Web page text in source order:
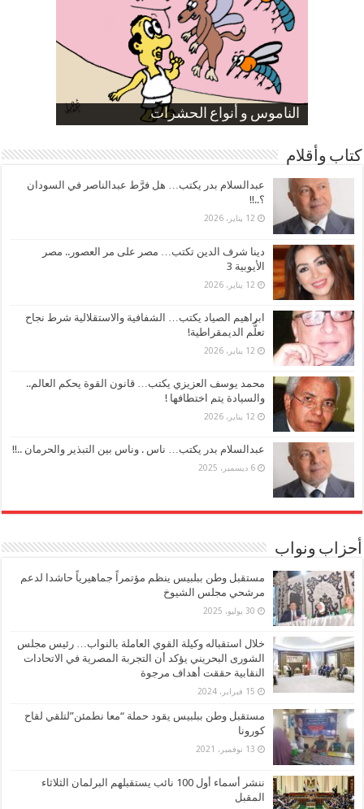
الناموس و أنواع الحشرات
الموظفين بعد ارتفاع الأسعار
ارتفاع نسبة الطلاق في مصر
صورة كاركاتيرية
صورة كاركاتيرية
كتاب وأقلام
عبدالسلام بدر يكتب… هل فرَّط عبدالناصر في السودان
؟..!!
12 يناير، 2026
دينا شرف الدين تكتب… مصر على مر العصور.. مصر
الأيوبية 3
12 يناير، 2026
ابراهيم الصياد يكتب… الشفافية والاستقلالية شرط نجاح
تعلُّم الديمقراطية!
12 يناير، 2026
محمد يوسف العزيزي يكتب… قانون القوة يحكم العالم..
والسيادة يتم اختطافها !
12 يناير، 2026
عبدالسلام بدر يكتب… ناس . وناس بين التبذير والحرمان ..!!
6 ديسمبر، 2025
أحزاب ونواب
مستقبل وطن ببلبيس ينظم مؤتمراً جماهيرياً حاشدا لدعم
مرشحي مجلس الشيوخ
30 يوليو، 2025
خلال استقباله وكيلة القوي العاملة بالنواب… رئيس مجلس
الشورى البحريني يؤكد أن التجربة المصرية في الاتحادات
النقابية حققت أهداف مرجوة
15 فبراير، 2024
مستقبل وطن ببلبيس يقود حملة “معا نطمئن”لتلقي لقاح
كورونا
13 نوفمبر، 2021
ننشر أسماء أول 100 نائب يستقبلهم البرلمان الثلاثاء
المقبل